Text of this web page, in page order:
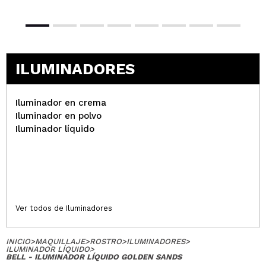
ILUMINADORES
Iluminador en crema
Iluminador en polvo
Iluminador líquido
Ver todos de Iluminadores
INICIO>MAQUILLAJE>ROSTRO>ILUMINADORES>
ILUMINADOR LÍQUIDO>
BELL - ILUMINADOR LÍQUIDO GOLDEN SANDS